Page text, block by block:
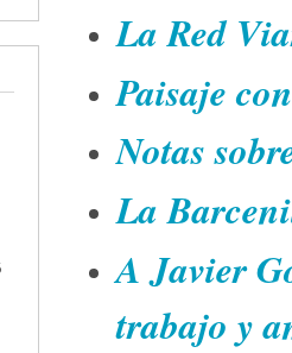
La Red
Paisaje
Notas
La
A Javier
trabajo y